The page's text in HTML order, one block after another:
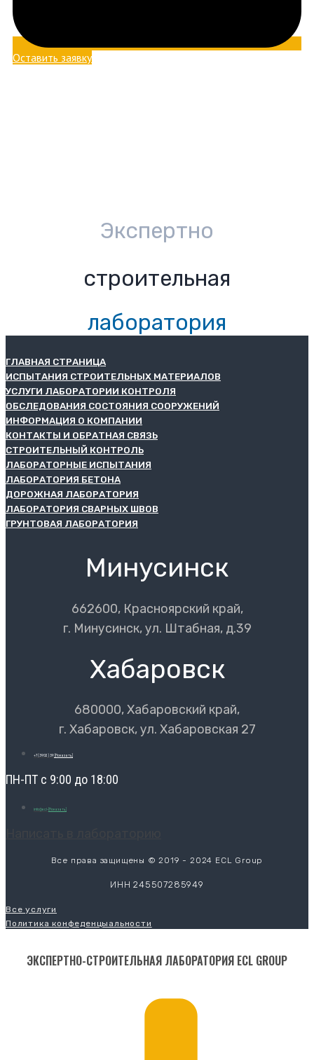
Оставить заявку
Экспертно
строительная
лаборатория
ГЛАВНАЯ СТРАНИЦА
ИСПЫТАНИЯ СТРОИТЕЛЬНЫХ МАТЕРИАЛОВ
УСЛУГИ ЛАБОРАТОРИИ КОНТРОЛЯ
ОБСЛЕДОВАНИЯ СОСТОЯНИЯ СООРУЖЕНИЙ
ИНФОРМАЦИЯ О КОМПАНИИ
КОНТАКТЫ И ОБРАТНАЯ СВЯЗЬ
СТРОИТЕЛЬНЫЙ КОНТРОЛЬ
ЛАБОРАТОРНЫЕ ИСПЫТАНИЯ
ЛАБОРАТОРИЯ БЕТОНА
ДОРОЖНАЯ ЛАБОРАТОРИЯ
ЛАБОРАТОРИЯ СВАРНЫХ ШВОВ
ГРУНТОВАЯ ЛАБОРАТОРИЯ
Минусинск
662600, Красноярский край,
г. Минусинск, ул. Штабная, д.39
Хабаровск
680000, Хабаровский край,
г. Хабаровск, ул. Хабаровская 27
+7 (3902) 39 [Показать]
ПН-ПТ с 9:00 до 18:00
info@ecl- [Показать]
Все права защищены © 2019 - 2024 ECL Group
ИНН 245507285949
Все услуги
Политика конфеденцыальности
ЭКСПЕРТНО-СТРОИТЕЛЬНАЯ ЛАБОРАТОРИЯ ECL GROUP